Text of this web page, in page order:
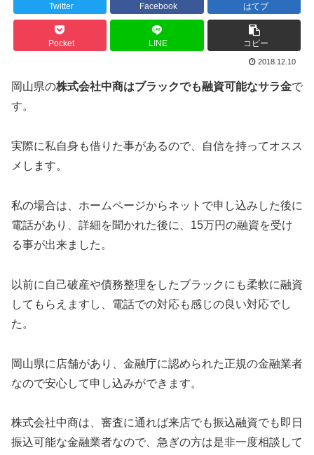
Twitter Facebook はてブ
Pocket LINE コピー
2018.12.10
岡山県の株式会社中商はブラックでも融資可能なサラ金で
す。
実際に私自身も借りた事があるので、自信を持ってオスス
メします。
私の場合は、ホームページからネットで申し込みした後に
電話があり、詳細を聞かれた後に、15万円の融資を受け
る事が出来ました。
以前に自己破産や債務整理をしたブラックにも柔軟に融資
してもらえますし、電話での対応も感じの良い対応でし
た。
岡山県に店舗があり、金融庁に認められた正規の金融業者
なので安心して申し込みができます。
株式会社中商は、審査に通れば来店でも振込融資でも即日
振込可能な金融業者なので、急ぎの方は是非一度相談して